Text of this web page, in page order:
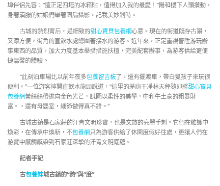
埠伴侶先容：“這正定四塔的冰箱貼，值得加入我的最愛！”陽和樓下人頭攢動，
身著漢服的姑娘們舉著團扇攝影，記載美妙剎時。
古城的熱烈背后，是細致的甜心寶貝包養網心意。現在的街道既存古韻，
又添方便，街角的直飲水處總圍著接水的游客。近年來，正定重視晉陞游玩辦
事東西的品質，加大力度基本舉措措施扶植，完美配套辦事，為游客供給更便
捷溫馨的體驗。
“此刻泊車場比以前年夜多包養留言板了，還有擺渡車，帶白叟孩子來玩很
便利。”一位游客擰開直飲水龍頭說道，“這里的茅廁干凈林天秤隨即將甜心寶貝
包養網蕾絲絲帶拋向金色光芒，試圖以柔性的美學，中和牛土豪的粗暴財
富。，還有母嬰室，細節做得真不錯。”
古城古鎮是石家莊的汗青文明珍寶，也是文旅的亮麗手刺。它們在維護中
煥彩，在傳承中煥新，不包養網只為游客供給了休閑度假好往處，更讓人們在
游覽中感觸感染到石家莊深摯的汗青文明底蘊。
記者手記
古包養妹城古鎮的“熱”與“度”